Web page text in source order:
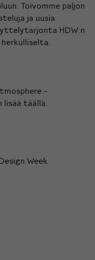
Toivomme paljon
ja uusia
HDW:n
-
lisää täällä.
Week